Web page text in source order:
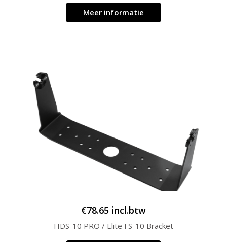
Meer informatie
€78.65 incl.btw
HDS-10 PRO / Elite FS-10 Bracket